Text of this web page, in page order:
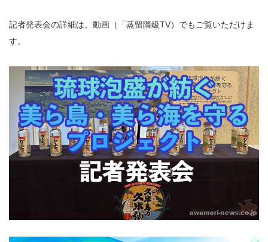
記者発表会の詳細は、動画（「蒸留階級TV）でもご覧いただけま
す。